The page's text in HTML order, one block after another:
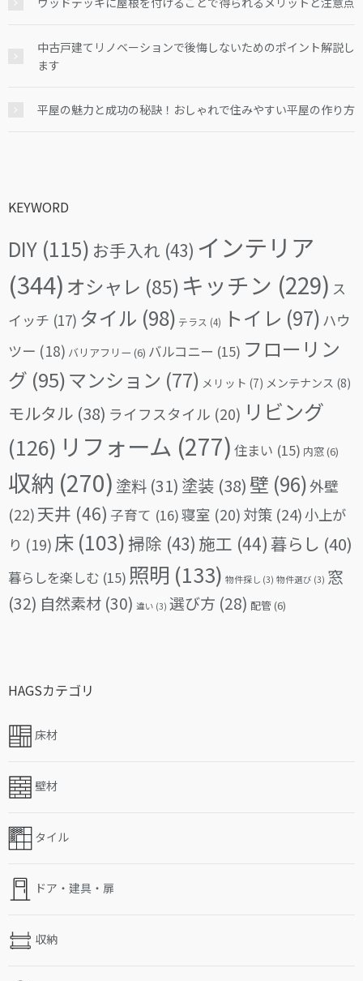
中古戸建てリノベーションで後悔しないためのポイント解説し
ます
平屋の魅力と成功の秘訣！おしゃれで住みやすい平屋の作り方
KEYWORD
DIY (115) お手入れ (43) インテリア
(344) オシャレ (85) キッチン (229) ス
イッチ (17) タイル (98) テラス (4) トイレ (97) ハウ
ツー (18) バリアフリー (6) バルコニー (15) フローリン
グ (95)マンション (77) メリット (7) メンテナンス (8)
モルタル (38) ライフスタイル (20) リビング
(126) リフォーム (277) 住まい (15) 内窓(6)
収納 (270) 塗料 (31) 塗装 (38) 壁 (96)外壁
(22)天井 (46) 子育て (16)寝室 (20) 対策 (24)小上が
り (19) 床 (103)掃除 (43) 施工 (44) 暮らし (40)
暮らしを楽しむ (15) 照明 (133) 物件探し (3) 物件選び (3) 窓
(32) 自然素材 (30) 違い (3) 選び方 (28) 配管(6)
HAGSカテゴリ
床材
壁材
タイル
ドア・建具・扉
収納